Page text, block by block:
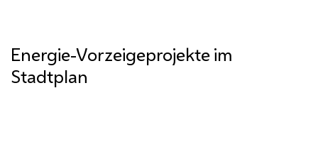
Energie-Vorzeigeprojekte im
Stadtplan